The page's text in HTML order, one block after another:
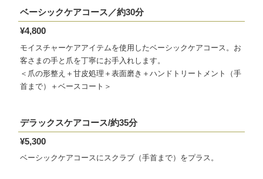
ベーシックケアコース／約30分
¥4,800
モイスチャーケアアイテムを使用したベーシックケアコース。お
客さまの手と爪を丁寧にお手入れします。
＜爪の形整え＋甘皮処理＋表面磨き＋ハンドトリートメント（手
首まで）＋ベースコート＞
デラックスケアコース/約35分
¥5,300
ベーシックケアコースにスクラブ（手首まで）をプラス。